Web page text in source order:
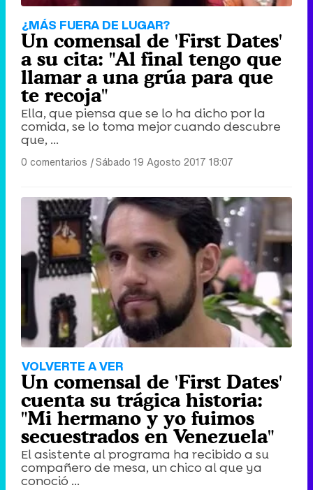
¿MÁS FUERA DE LUGAR?
Un comensal de 'First Dates'
a su cita: "Al final tengo que
llamar a una grúa para que
te recoja"
Ella, que piensa que se lo ha dicho por la
comida, se lo toma mejor cuando descubre
que, ...
0 comentarios |Sábado 19 Agosto 2017 18:07
VOLVERTE A VER
Un comensal de 'First Dates'
cuenta su trágica historia:
"Mi hermano y yo fuimos
secuestrados en Venezuela"
El asistente al programa ha recibido a su
compañero de mesa, un chico al que ya
conoció ...